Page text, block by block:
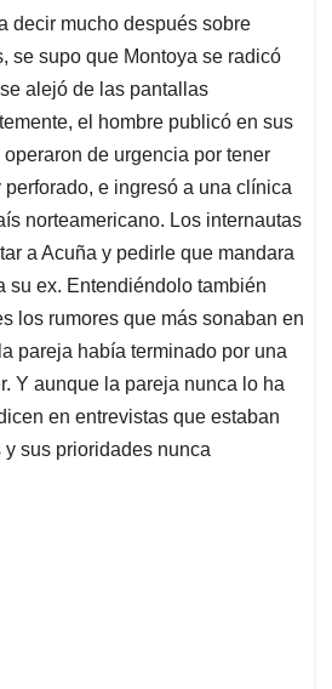
decir mucho después sobre
se supo que Montoya se radicó
alejó de las pantallas
el hombre publicó en sus
de urgencia por tener
e ingresó a una clínica
norteamericano. Los internautas
a Acuña y pedirle que mandara
su ex. Entendiéndolo también
los rumores que más sonaban en
pareja había terminado por una
Y aunque la pareja nunca lo ha
en entrevistas que estaban
sus prioridades nunca